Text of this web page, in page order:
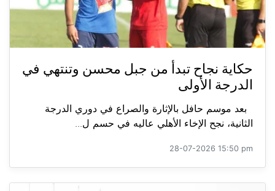
حكاية نجاح تبدأ من جبل محسن وتنتهي في
الدرجة الأولى
بعد موسم حافل بالإثارة والصراع في دوري الدرجة
الثانية، نجح الإخاء الأهلي عاليه في حسم ل...
28-07-2026 15:50 pm